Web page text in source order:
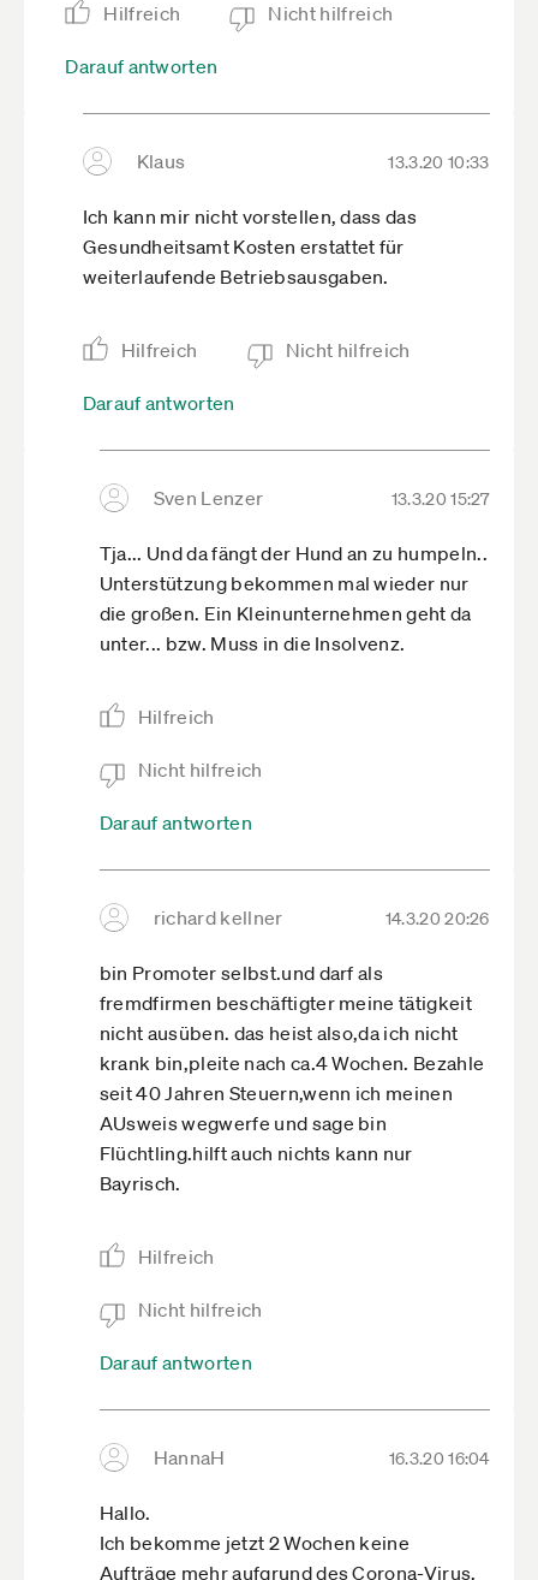
Hilfreich Nicht hilfreich
Darauf antworten
Klaus 13.3.20 10:33
Ich kann mir nicht vorstellen, dass das
Gesundheitsamt Kosten erstattet für
weiterlaufende Betriebsausgaben.
Hilfreich Nicht hilfreich
Darauf antworten
Sven Lenzer 13.3.20 15:27
Tja... Und da fängt der Hund an zu humpeln..
Unterstützung bekommen mal wieder nur
die großen. Ein Kleinunternehmen geht da
unter... bzw. Muss in die Insolvenz.
Hilfreich
Nicht hilfreich
Darauf antworten
richard kellner 14.3.20 20:26
bin Promoter selbst.und darf als
fremdfirmen beschäftigter meine tätigkeit
nicht ausüben. das heist also,da ich nicht
krank bin,pleite nach ca.4 Wochen. Bezahle
seit 40 Jahren Steuern,wenn ich meinen
AUsweis wegwerfe und sage bin
Flüchtling.hilft auch nichts kann nur
Bayrisch.
Hilfreich
Nicht hilfreich
Darauf antworten
HannaH 16.3.20 16:04
Hallo.
Ich bekomme jetzt 2 Wochen keine
Aufträge mehr aufgrund des Corona-Virus.